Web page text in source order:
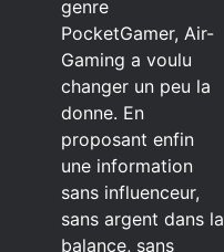
genre
PocketGamer, Air-
Gaming a voulu
changer un peu la
donne. En
proposant enfin
une information
sans influenceur,
sans argent dans la
balance, sans